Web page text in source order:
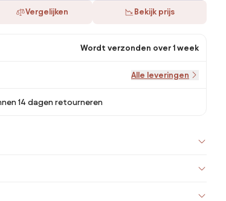
Vergelijken Bekijk prijs
Wordt verzonden over 1 week
Alle leveringen
14 dagen retourneren